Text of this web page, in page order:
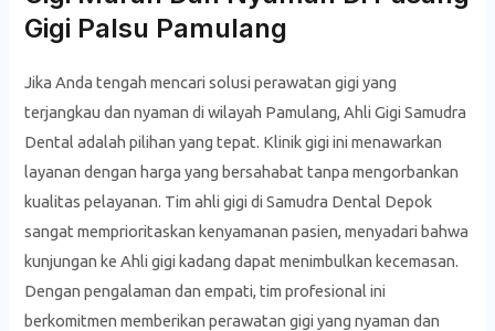
Gigi Palsu Pamulang
Jika Anda tengah mencari solusi perawatan gigi yang
terjangkau dan nyaman di wilayah Pamulang, Ahli Gigi Samudra
Dental adalah pilihan yang tepat. Klinik gigi ini menawarkan
layanan dengan harga yang bersahabat tanpa mengorbankan
kualitas pelayanan. Tim ahli gigi di Samudra Dental Depok
sangat memprioritaskan kenyamanan pasien, menyadari bahwa
kunjungan ke Ahli gigi kadang dapat menimbulkan kecemasan.
Dengan pengalaman dan empati, tim profesional ini
berkomitmen memberikan perawatan gigi yang nyaman dan